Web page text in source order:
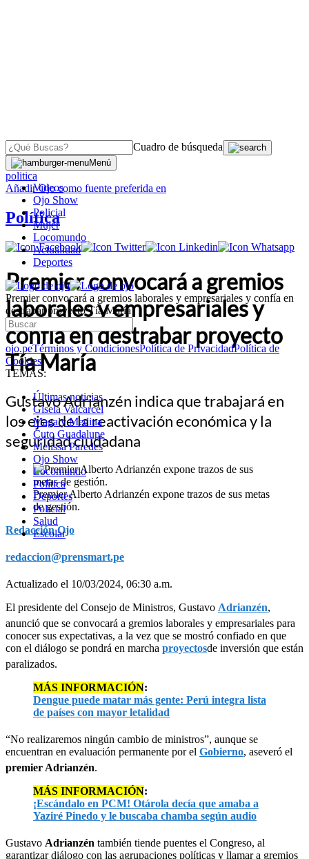
Cuadro de búsqueda
Menú
Videos
Ojo Show
Policial
Mujer
Locomundo
Actualidad
Deportes
Premier convocará a gremios laborales y empresariales y confía en
destrabar proyecto Tía María
ojo.peTérminos y CondicionesPolítica de PrivacidadPolítica de
Cookies
TEMAS:
Últimas noticias
Gisela Valcarcel
Magaly Medina
Cuto Guadalupe
Melissa Paredes
Ojo Show
Locomundo
Política
Deportes
Policial
Salud
Escolar
OJO
politica
AñadirOjocomo fuente preferida en
Política
Premier convocará a gremios
laborales y empresariales y
confía en destrabar proyecto
Tía María
Gustavo Adrianzén indica que trabajará en
los ejes de la reactivación económica y la
seguridad ciudadana
Premier Alberto Adrianzén expone trazos de sus metas
de gestión.
Redacción Ojo
redaccion@prensmart.pe
Actualizado el 10/03/2024, 06:30 a.m.
El presidente del Consejo de Ministros, Gustavo Adrianzén,
anunció que se convocará a gremios laborales y empresariales para
conocer sus expectativas, a la vez que se mostró confiado en que
con el diálogo se pondrá en marcha proyectosde inversión que están
paralizados.
MÁS INFORMACIÓN:
Dengue puede matar más gente: Perú integra lista
de países con mayor letalidad
“No realizaremos ningún cambio de ministros”, aunque se
encuentran en evaluación permanente por el Gobierno, aseveró el
premier Adrianzén.
MÁS INFORMACIÓN:
¡Escándalo en PCM! Otárola decía que amaba a
Yaziré Pinedo y le buscaba chamba según audio
Gustavo Adrianzén también tiende puentes el Congreso, al
garantizar diálogo con las agrupaciones políticas y llamar a gremios